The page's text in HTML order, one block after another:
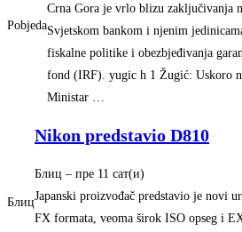
Pobjeda
Crna Gora je vrlo blizu zaključivanja
Svjetskom bankom i njenim
fiskalne politike i obezbjeđivanja
fond (IRF). yugic h 1 Žugić: Uskoro
Ministar …
Блиц
Nikon predstavio D810
Блиц – ‎пре 11 сат(и)‎
Japanski proizvođač predstavio je novi
FX formata, veoma širok ISO opseg i